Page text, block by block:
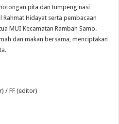
pita dan tumpeng nasi
Hidayat serta pembacaan
MUI Kecamatan Rambah Samo.
dan makan bersama, menciptakan
/ FF (editor)